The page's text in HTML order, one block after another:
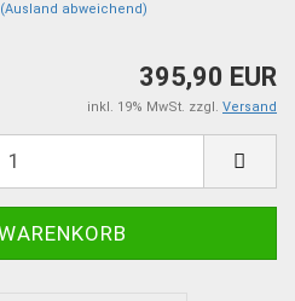
(Ausland abweichend)
395,90 EUR
inkl. 19% MwSt. zzgl. Versand